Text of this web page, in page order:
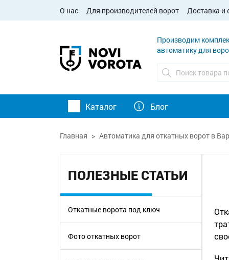
О нас Для производителей ворот Доставка и
Производим
автоматику для
Каталог Блог
Главная Автоматика для откатных ворот в
ПОЛЕЗНЫЕ СТАТЬИ
Откатные ворота под ключ
Фото откатных ворот